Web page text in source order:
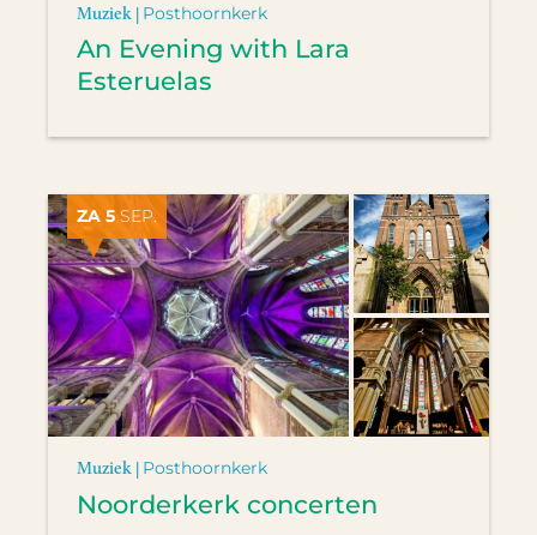
Muziek | Posthoornkerk
An Evening with Lara
Esteruelas
ZA 5 SEP.
Muziek | Posthoornkerk
Noorderkerk concerten